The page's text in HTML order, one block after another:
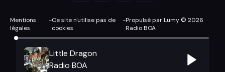
Mentions
légales
-Ce site n'utilise pas de
cookies
-Propulsé par Lumy © 2026
Radio BOA
Little Dragon
Radio BOA